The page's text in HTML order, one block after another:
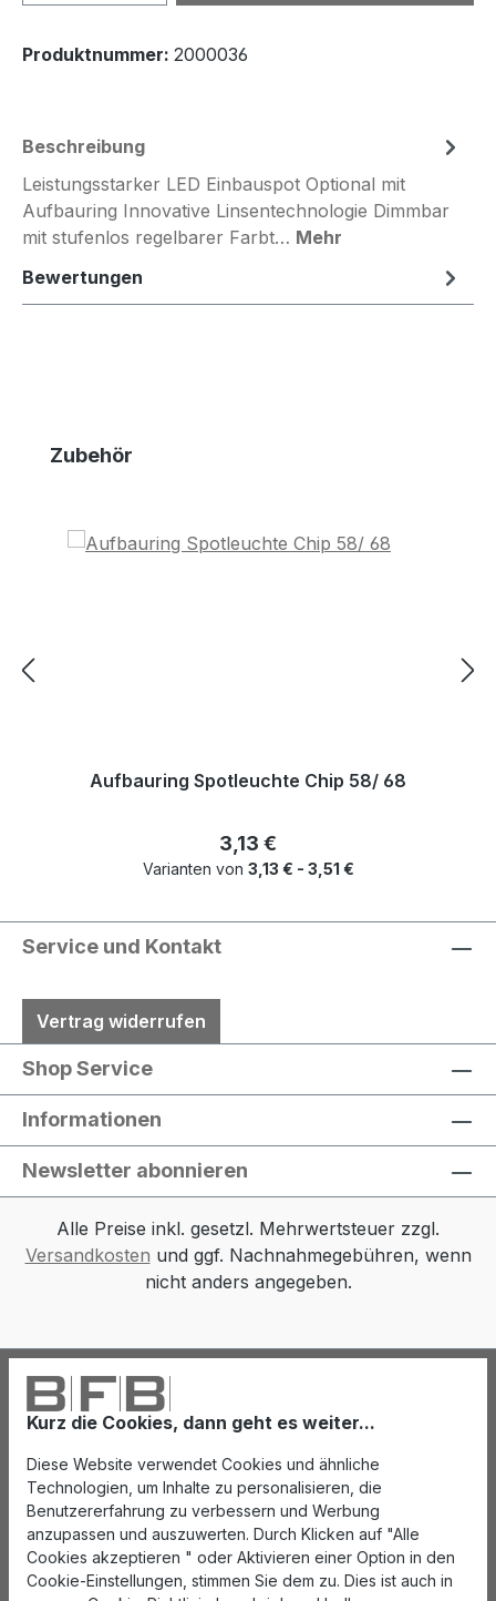
Kurz die Cookies, dann geht es weiter...
Diese Website verwendet Cookies und ähnliche
Technologien, um Inhalte zu personalisieren, die
Benutzererfahrung zu verbessern und Werbung
anzupassen und auszuwerten. Durch Klicken auf "Alle
Cookies akzeptieren " oder Aktivieren einer Option in den
Cookie-Einstellungen, stimmen Sie dem zu. Dies ist auch in
Produktnummer: 2000036
Beschreibung
Leistungsstarker LED Einbauspot Optional mit
Aufbauring Innovative Linsentechnologie Dimmbar
mit stufenlos regelbarer Farbt… Mehr
Bewertungen
Produktgalerie überspringen
Zubehör
Aufbauring Spotleuchte Chip 58/ 68
Regulärer Preis:
3,13 €
Varianten von 3,13 € - 3,51 €
Service und Kontakt
Vertrag widerrufen
Shop Service
Informationen
Newsletter abonnieren
Alle Preise inkl. gesetzl. Mehrwertsteuer zzgl.
Versandkosten und ggf. Nachnahmegebühren, wenn
nicht anders angegeben.